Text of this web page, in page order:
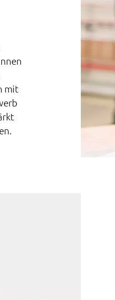
mit